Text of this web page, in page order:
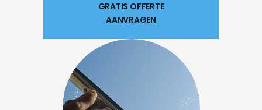
GRATIS OFFERTE
AANVRAGEN